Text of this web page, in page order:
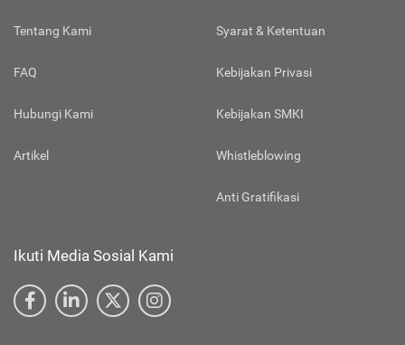
Tentang Kami
FAQ
Hubungi Kami
Artikel
Syarat & Ketentuan
Kebijakan Privasi
Kebijakan SMKI
Whistleblowing
Anti Gratifikasi
Ikuti Media Sosial Kami